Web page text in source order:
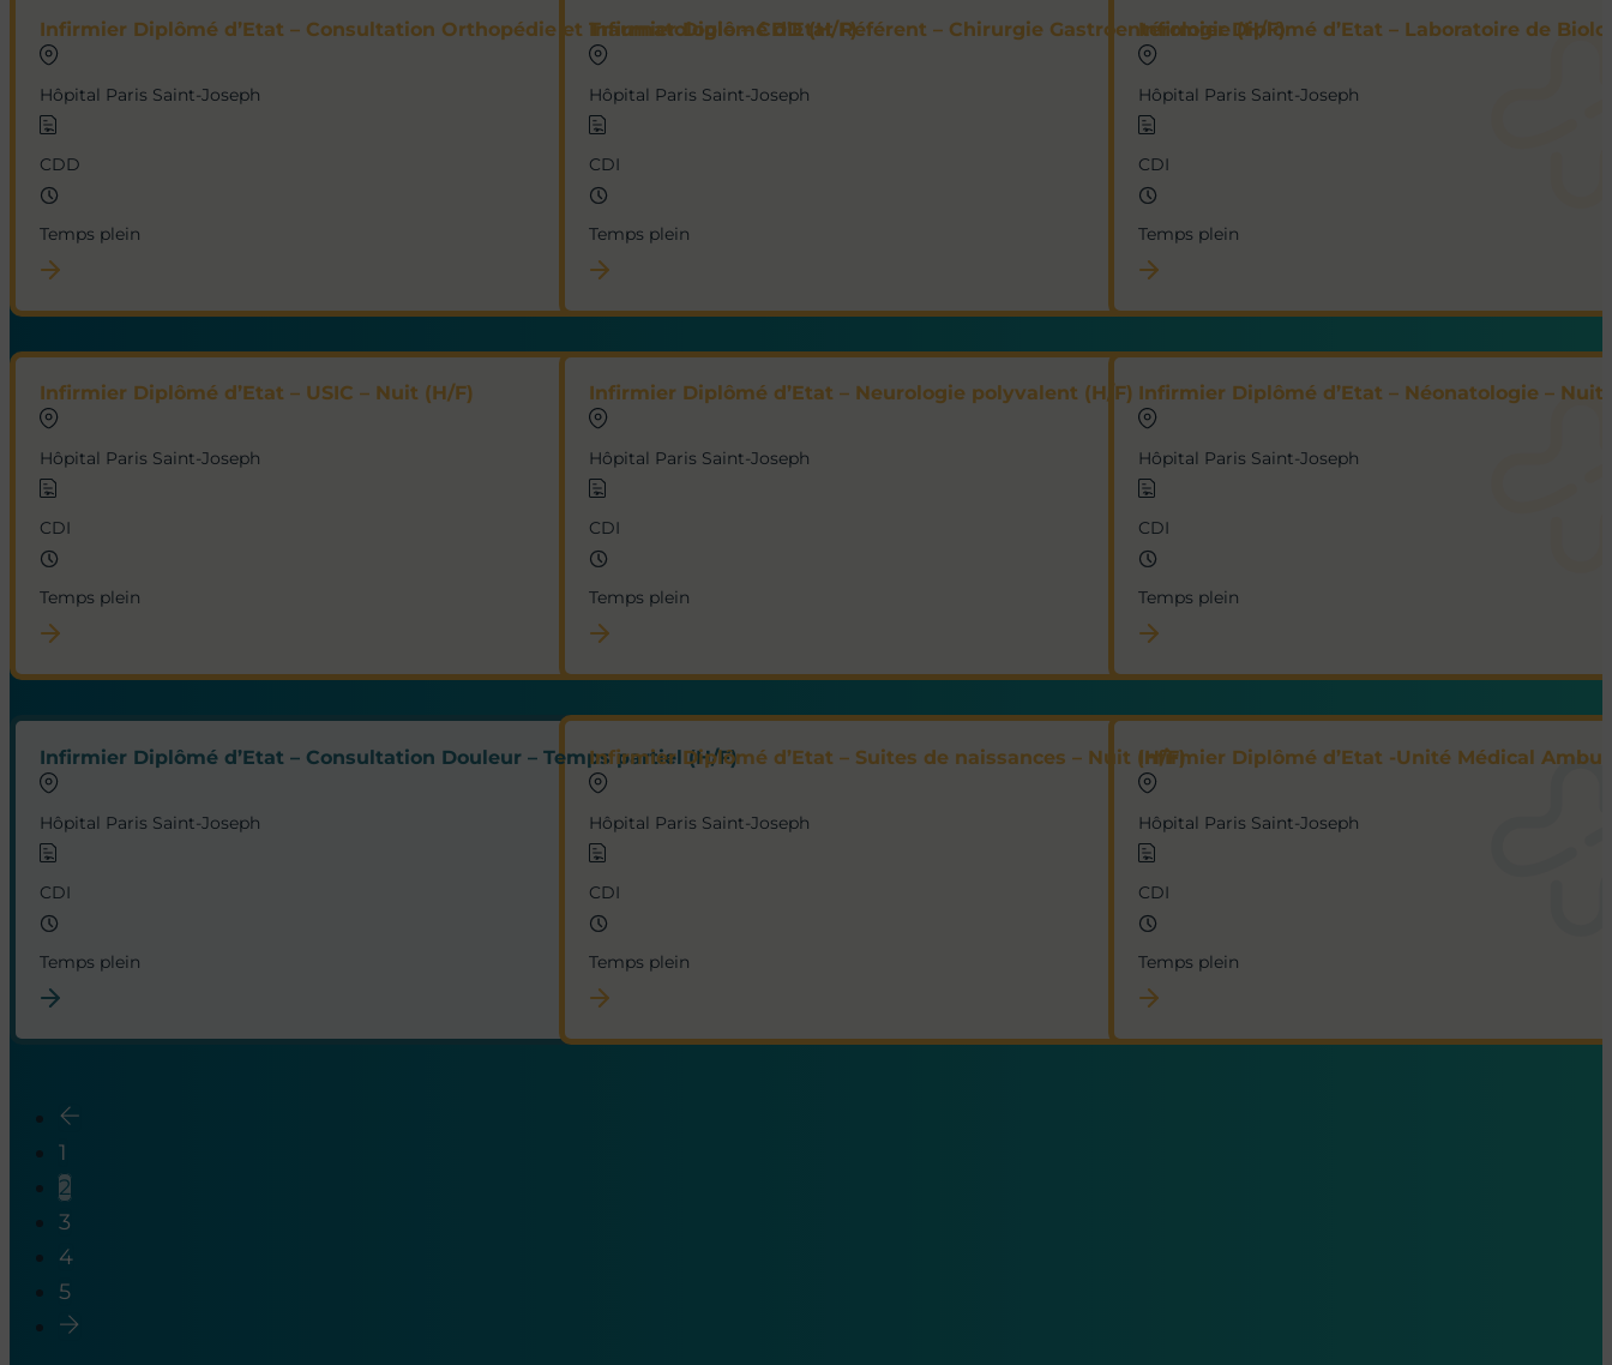
Infirmier Diplômé d’Etat – Consultation Orthopédie et Traumatologie – CDD (H/F)
Hôpital Paris Saint-Joseph
CDD
Temps plein
Infirmier Diplômé d’Etat Référent – Chirurgie Gastroentérologie (H/F)
Hôpital Paris Saint-Joseph
CDI
Temps plein
Infirmier Diplômé d’Etat – Laboratoire de
Hôpital Paris Saint-Joseph
CDI
Temps plein
Infirmier Diplômé d’Etat – USIC – Nuit (H/F)
Hôpital Paris Saint-Joseph
CDI
Temps plein
Infirmier Diplômé d’Etat – Neurologie polyvalent (H/F)
Hôpital Paris Saint-Joseph
CDI
Temps plein
Infirmier Diplômé d’Etat – Néonatologie – Nuit
Hôpital Paris Saint-Joseph
CDI
Temps plein
Infirmier Diplômé d’Etat – Consultation Douleur – Temps partiel (H/F)
Hôpital Paris Saint-Joseph
CDI
Temps plein
Infirmier Diplômé d’Etat – Suites de naissances – Nuit (H/F)
Hôpital Paris Saint-Joseph
CDI
Temps plein
Infirmier Diplômé d’Etat -Unité Médical
Hôpital Paris Saint-Joseph
CDI
Temps plein
1
2
3
4
5